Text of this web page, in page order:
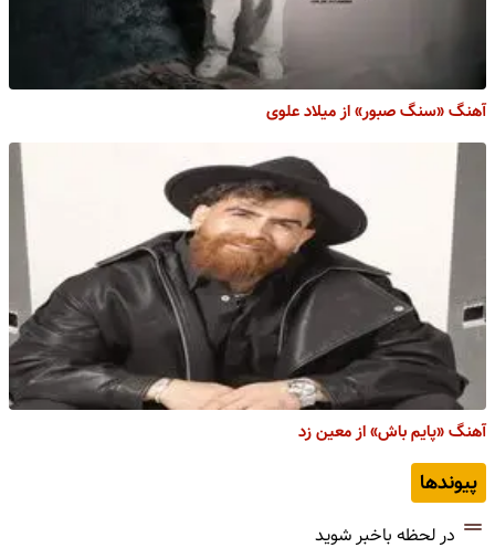
آهنگ «سنگ صبور» از میلاد علوی
آهنگ «پایم باش» از معین زد
پیوندها
در لحظه باخبر شوید